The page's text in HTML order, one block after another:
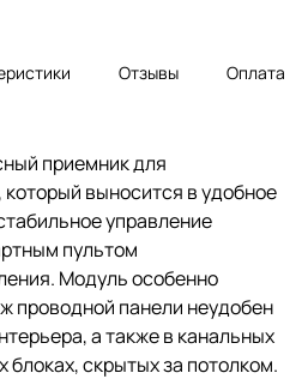
Отзывы Оплата
приемник для
выносится в удобное
управление
пультом
Модуль особенно
проводной панели неудобен
а также в канальных
блоках, скрытых за потолком.